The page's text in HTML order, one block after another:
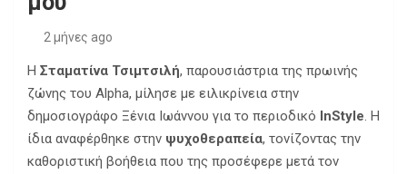
2 μήνες ago
Η Σταματίνα Τσιμτσιλή, παρουσιάστρια της πρωινής
ζώνης του Alpha, μίλησε με ειλικρίνεια στην
δημοσιογράφο Ξένια Ιωάννου για το περιοδικό InStyle. Η
ίδια αναφέρθηκε στην ψυχοθεραπεία, τονίζοντας την
καθοριστική βοήθεια που της προσέφερε μετά τον